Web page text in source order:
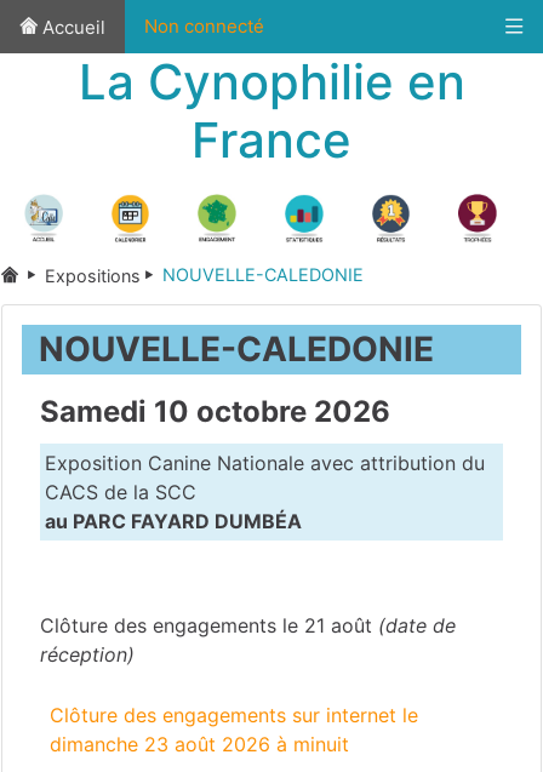
Accueil Non connecté
La Cynophilie en
France
Expositions NOUVELLE-CALEDONIE
NOUVELLE-CALEDONIE
Samedi 10 octobre 2026
Exposition Canine Nationale avec attribution du
CACS de la SCC
au PARC FAYARD DUMBÉA
Clôture des engagements le 21 août (date de
réception)
Clôture des engagements sur internet le
dimanche 23 août 2026 à minuit